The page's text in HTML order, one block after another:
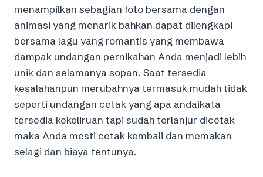
menampilkan sebagian foto bersama dengan
animasi yang menarik bahkan dapat dilengkapi
bersama lagu yang romantis yang membawa
dampak undangan pernikahan Anda menjadi lebih
unik dan selamanya sopan. Saat tersedia
kesalahanpun merubahnya termasuk mudah tidak
seperti undangan cetak yang apa andaikata
tersedia kekeliruan tapi sudah terlanjur dicetak
maka Anda mesti cetak kembali dan memakan
selagi dan biaya tentunya.